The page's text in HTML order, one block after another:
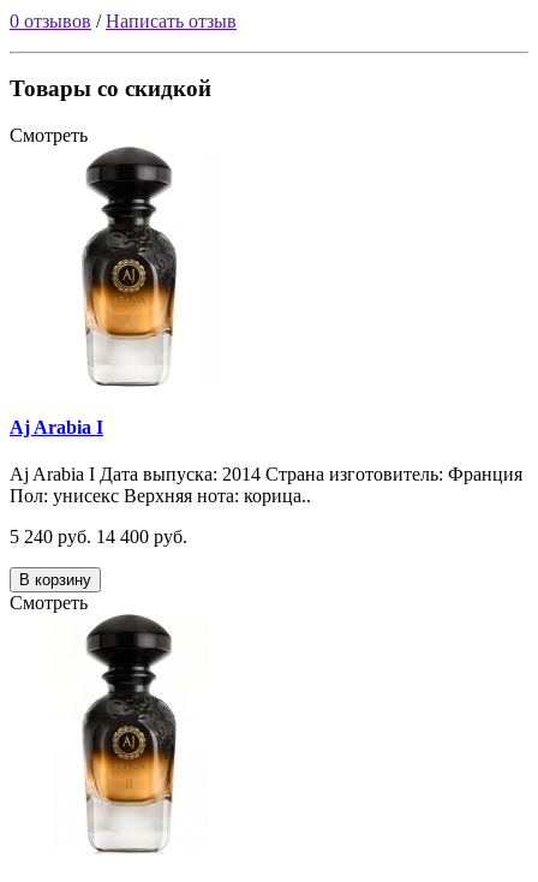
0 отзывов /Написать отзыв
Товары со скидкой
Смотреть
Aj Arabia I
Aj Arabia I Дата выпуска: 2014 Страна изготовитель: Франция
Пол: унисекс Верхняя нота: корица..
5 240 руб. 14 400 руб.
В корзину
Смотреть